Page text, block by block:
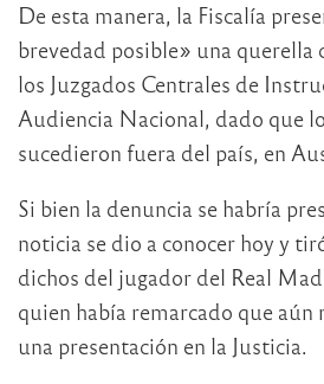
De esta manera, la Fiscalía
brevedad posible» una querella
los Juzgados Centrales de
Audiencia Nacional, dado que
sucedieron fuera del país, en
Si bien la denuncia se habría
noticia se dio a conocer hoy y
dichos del jugador del Real
quien había remarcado que aún
una presentación en la Justicia.